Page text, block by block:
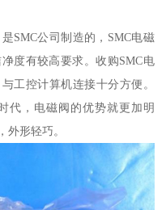
SMC公司制造的，SMC电磁
度有较高要求。收购SMC电
工控计算机连接十分方便。
代，电磁阀的优势就更加明
外形轻巧。